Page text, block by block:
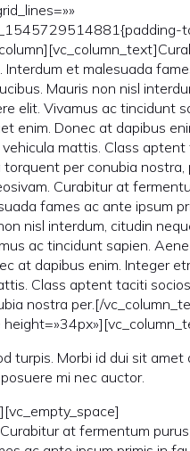
Interdum et malesuada
Mauris non nisl
elit. Vivamus ac tincidunt
enim. Donec at dapibus
mattis. Class aptent
torquent per conubia nostra,
Curabitur at
fames ac ante ipsum
nisl interdum, citudin
ac tincidunt sapien.
at dapibus enim. Integer
Class aptent taciti
nostra per.[/
turpis. Morbi id dui sit amet
mi nec auctor.
at fermentum